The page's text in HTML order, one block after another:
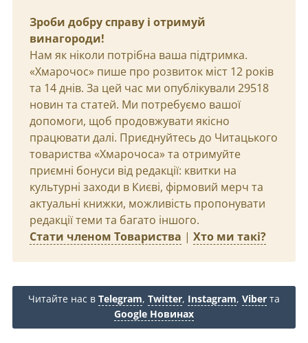
Зроби добру справу і отримуй
винагороди!
Нам як ніколи потрібна ваша підтримка.
«Хмарочос» пише про розвиток міст 12 років
та 14 днів. За цей час ми опублікували 29518
новин та статей. Ми потребуємо вашої
допомоги, щоб продовжувати якісно
працювати далі. Приєднуйтесь до Читацького
товариства «Хмарочоса» та отримуйте
приємні бонуси від редакції: квитки на
культурні заходи в Києві, фірмовий мерч та
актуальні книжки, можливість пропонувати
редакції теми та багато іншого.
Стати членом Товариства | Хто ми такі?
Читайте нас в Telegram, Twitter, Instagram, Viber та
Google Новинах